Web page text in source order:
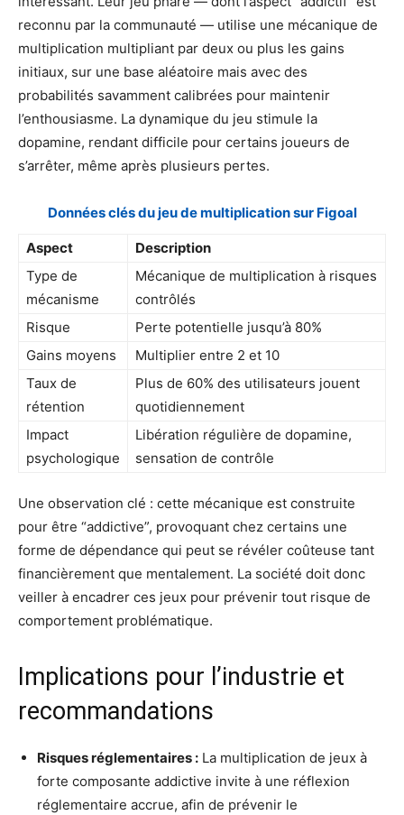
reconnu par la communauté — utilise une mécanique de
multiplication multipliant par deux ou plus les gains
initiaux, sur une base aléatoire mais avec des
probabilités savamment calibrées pour maintenir
l’enthousiasme. La dynamique du jeu stimule la
dopamine, rendant difficile pour certains joueurs de
s’arrêter, même après plusieurs pertes.
Données clés du jeu de multiplication sur Figoal
Aspect
Description
Type de
mécanisme
Mécanique de multiplication à risques
contrôlés
Risque
Perte potentielle jusqu’à 80%
Gains moyens
Multiplier entre 2 et 10
Taux de
rétention
Plus de 60% des utilisateurs jouent
quotidiennement
Impact
psychologique
Libération régulière de dopamine,
sensation de contrôle
Une observation clé : cette mécanique est construite
pour être “addictive”, provoquant chez certains une
forme de dépendance qui peut se révéler coûteuse tant
financièrement que mentalement. La société doit donc
veiller à encadrer ces jeux pour prévenir tout risque de
comportement problématique.
Implications pour l’industrie et
recommandations
Risques réglementaires : La multiplication de jeux à
forte composante addictive invite à une réflexion
réglementaire accrue, afin de prévenir le